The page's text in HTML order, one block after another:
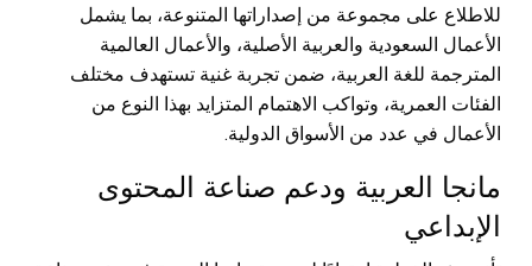
للاطلاع على مجموعة من إصداراتها المتنوعة، بما يشمل
الأعمال السعودية والعربية الأصلية، والأعمال العالمية
المترجمة للغة العربية، ضمن تجربة غنية تستهدف مختلف
الفئات العمرية، وتواكب الاهتمام المتزايد بهذا النوع من
الأعمال في عدد من الأسواق الدولية.
مانجا العربية ودعم صناعة المحتوى
الإبداعي